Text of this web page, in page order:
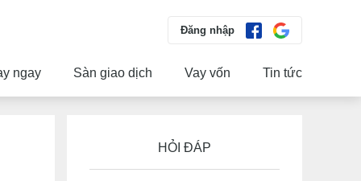
Đăng nhập
ngay Sàn giao dịch Vay vốn Tin tức
HỎI ĐÁP